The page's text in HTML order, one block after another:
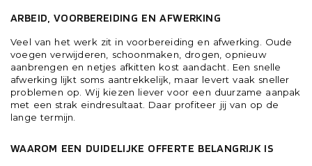
ARBEID, VOORBEREIDING EN AFWERKING
Veel van het werk zit in voorbereiding en afwerking. Oude
voegen verwijderen, schoonmaken, drogen, opnieuw
aanbrengen en netjes afkitten kost aandacht. Een snelle
afwerking lijkt soms aantrekkelijk, maar levert vaak sneller
problemen op. Wij kiezen liever voor een duurzame aanpak
met een strak eindresultaat. Daar profiteer jij van op de
lange termijn.
WAAROM EEN DUIDELIJKE OFFERTE BELANGRIJK IS